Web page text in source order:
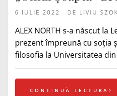
6 IULIE 2022 DE LIVIU
ALEX NORTH s-a născut la
prezent împreună cu soția
filosofia la Universitatea din
CONTINUĂ LECTURA